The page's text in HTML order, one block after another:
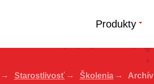
Produkty
Starostlivosť Školenia Archív